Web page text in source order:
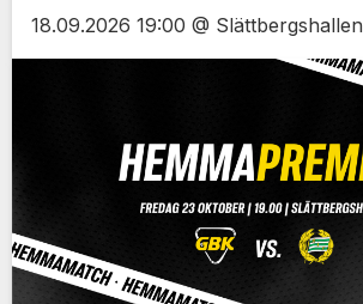
18.09.2026 19:00 @ Slättbergshallen